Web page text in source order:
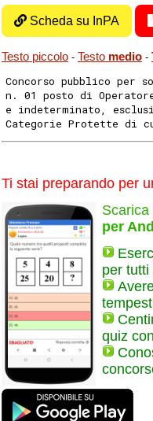
Scheda su InPA
Testo piccolo - Testo medio -
Concorso pubblico per
n. 01 posto di
e indeterminato,
Categorie Protette di
Ti stai preparando per
Scarica
per
per tutti
quiz